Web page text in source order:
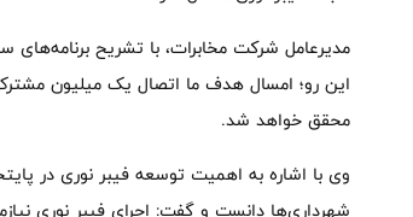
این رو؛ امسال هدف ما اتصال یک میلیون
محقق خواهد شد.
وی با اشاره به اهمیت توسعه فیبر نوری در
شهرداری‌ها دانست و گفت: اجرای فیبر نوری